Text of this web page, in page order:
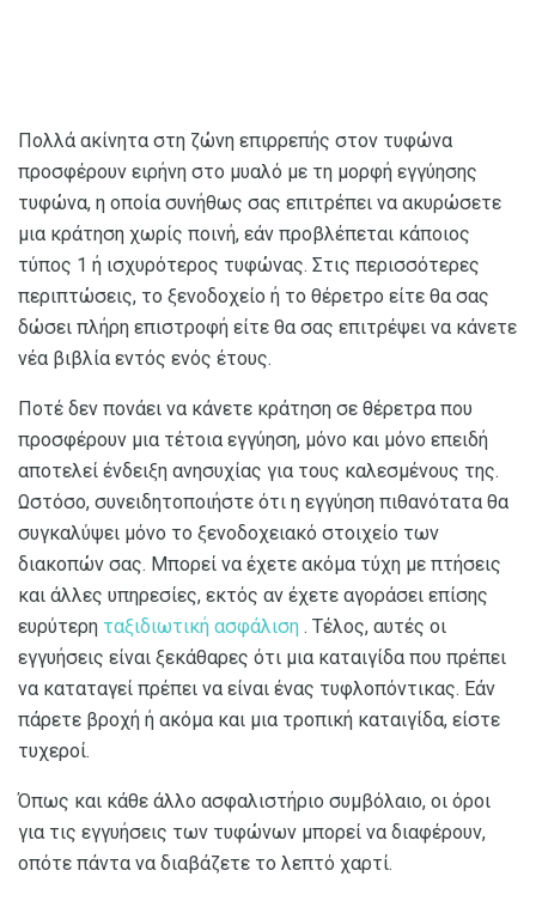
Πολλά ακίνητα στη ζώνη επιρρεπής στον τυφώνα
προσφέρουν ειρήνη στο μυαλό με τη μορφή εγγύησης
τυφώνα, η οποία συνήθως σας επιτρέπει να ακυρώσετε
μια κράτηση χωρίς ποινή, εάν προβλέπεται κάποιος
τύπος 1 ή ισχυρότερος τυφώνας. Στις περισσότερες
περιπτώσεις, το ξενοδοχείο ή το θέρετρο είτε θα σας
δώσει πλήρη επιστροφή είτε θα σας επιτρέψει να κάνετε
νέα βιβλία εντός ενός έτους.
Ποτέ δεν πονάει να κάνετε κράτηση σε θέρετρα που
προσφέρουν μια τέτοια εγγύηση, μόνο και μόνο επειδή
αποτελεί ένδειξη ανησυχίας για τους καλεσμένους της.
Ωστόσο, συνειδητοποιήστε ότι η εγγύηση πιθανότατα θα
συγκαλύψει μόνο το ξενοδοχειακό στοιχείο των
διακοπών σας. Μπορεί να έχετε ακόμα τύχη με πτήσεις
και άλλες υπηρεσίες, εκτός αν έχετε αγοράσει επίσης
ευρύτερη ταξιδιωτική ασφάλιση . Τέλος, αυτές οι
εγγυήσεις είναι ξεκάθαρες ότι μια καταιγίδα που πρέπει
να καταταγεί πρέπει να είναι ένας τυφλοπόντικας. Εάν
πάρετε βροχή ή ακόμα και μια τροπική καταιγίδα, είστε
τυχεροί.
Όπως και κάθε άλλο ασφαλιστήριο συμβόλαιο, οι όροι
για τις εγγυήσεις των τυφώνων μπορεί να διαφέρουν,
οπότε πάντα να διαβάζετε το λεπτό χαρτί.